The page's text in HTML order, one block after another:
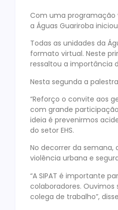
Com uma programação
a Águas Guariroba
Todas as unidades da
formato virtual. Neste
ressaltou a importância
Nesta segunda a
“Reforço o convite aos
com grande
ideia é prevenirmos
do setor EHS.
No decorrer da
violência urbana e
“A SIPAT é importante
colaboradores.
colega de trabalho”,